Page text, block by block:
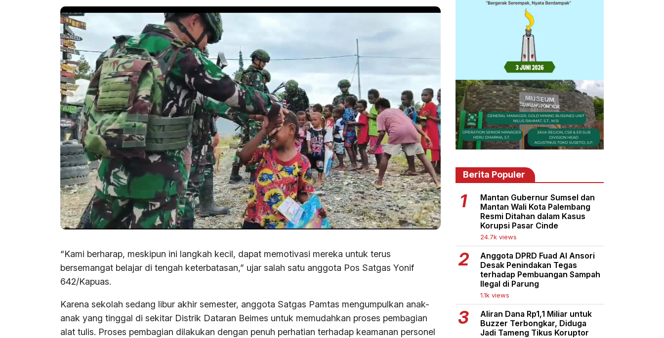
“Kami berharap, meskipun ini langkah kecil, dapat memotivasi mereka untuk terus
bersemangat belajar di tengah keterbatasan,” ujar salah satu anggota Pos Satgas Yonif
642/Kapuas.
Karena sekolah sedang libur akhir semester, anggota Satgas Pamtas mengumpulkan anak-
anak yang tinggal di sekitar Distrik Dataran Beimes untuk memudahkan proses pembagian
alat tulis. Proses pembagian dilakukan dengan penuh perhatian terhadap keamanan personel
Berita Populer
Mantan Gubernur Sumsel dan
Mantan Wali Kota Palembang
Resmi Ditahan dalam Kasus
Korupsi Pasar Cinde
24.7k views
Anggota DPRD Fuad Al Ansori
Desak Penindakan Tegas
terhadap Pembuangan Sampah
Ilegal di Parung
1.1k views
Aliran Dana Rp1,1 Miliar untuk
Buzzer Terbongkar, Diduga
Jadi Tameng Tikus Koruptor